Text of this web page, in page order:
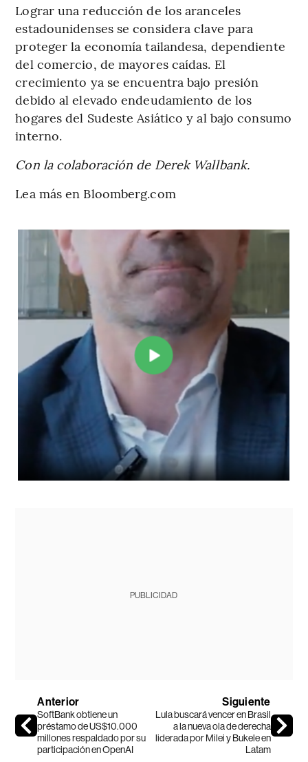
Lograr una reducción de los aranceles
estadounidenses se considera clave para
proteger la economía tailandesa, dependiente
del comercio, de mayores caídas. El
crecimiento ya se encuentra bajo presión
debido al elevado endeudamiento de los
hogares del Sudeste Asiático y al bajo consumo
interno.
Con la colaboración de Derek Wallbank.
Lea más en Bloomberg.com
PUBLICIDAD
Anterior
SoftBank obtiene un
préstamo de US$10.000
millones respaldado por su
participación en OpenAI
Siguiente
Lula buscará vencer en Brasil
a la nueva ola de derecha
liderada por Milei y Bukele en
Latam